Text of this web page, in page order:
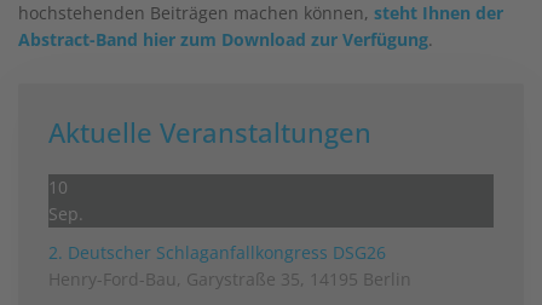
hochstehenden Beiträgen machen können, steht Ihnen der
Abstract-Band hier zum Download zur Verfügung.
Aktuelle Veranstaltungen
10
Sep.
2. Deutscher Schlag­anfall­kongress DSG26
Henry-Ford-Bau, Garystraße 35, 14195 Berlin